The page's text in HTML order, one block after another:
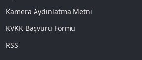
Kamera Aydınlatma Metni
KVKK Başvuru Formu
RSS